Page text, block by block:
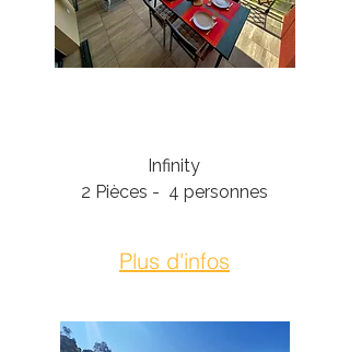
Infinity
2 Pièces - 4 personnes
Plus d'infos